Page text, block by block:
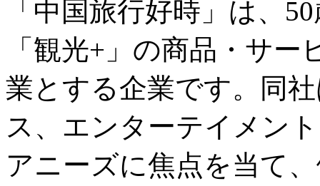
「中国旅行好時」は、
「観光+」の商品・サ
業とする企業です。同
ス、エンターテイメン
アニーズに焦点を当て